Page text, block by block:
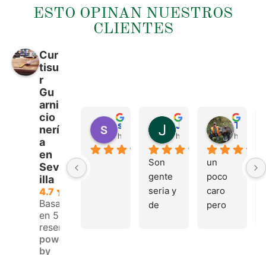
ESTO OPINAN NUESTROS
CLIENTES
Cur
tisu
r
Gu
arni
cio
nerí
a
en
Sev
illa
4.7
Basado
en 53
reseñas.
powered
by
hace 4 meses hace 4 meses
Son
gente
seria y
de
hace 4
un
poco
caro
pero